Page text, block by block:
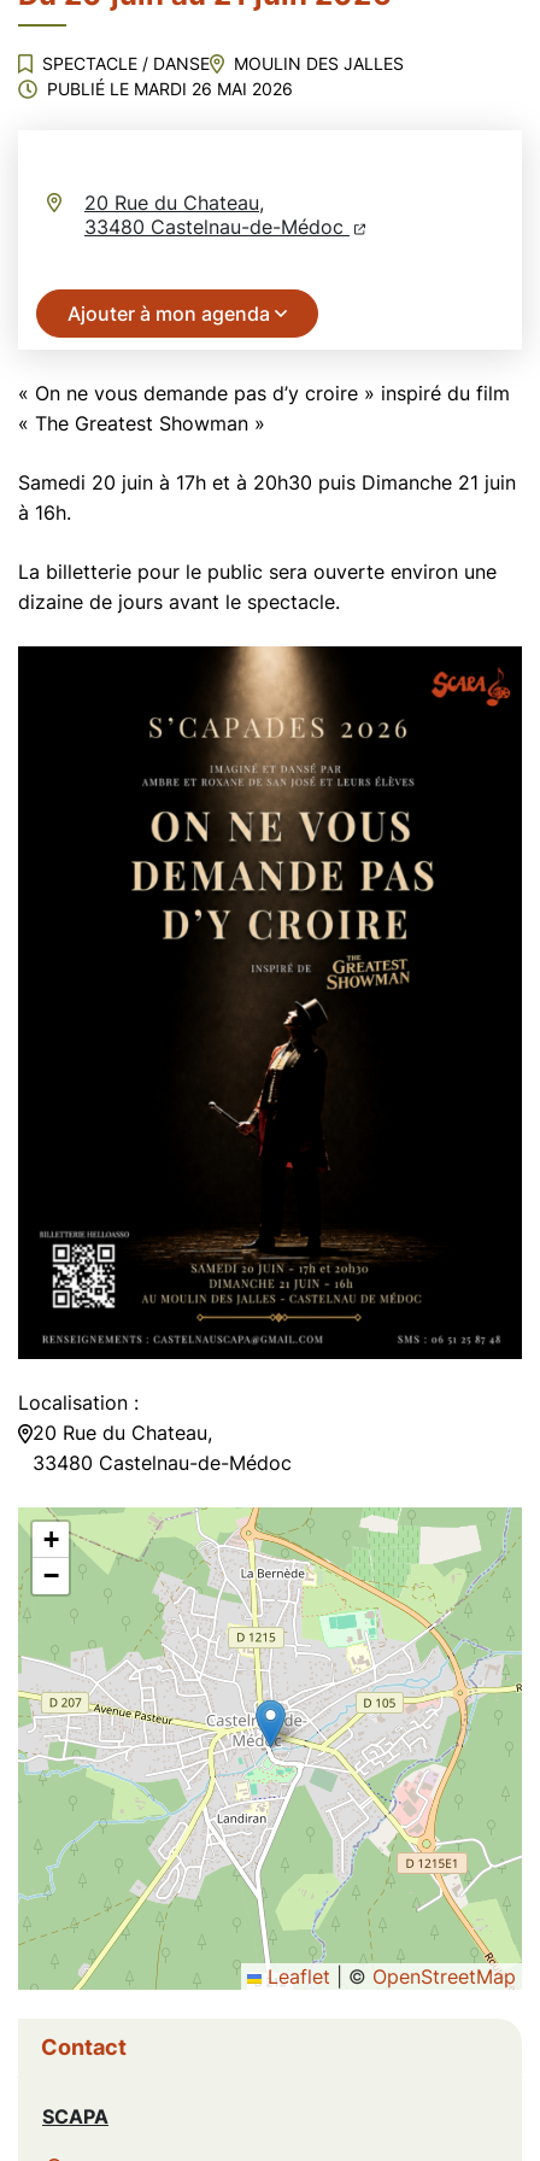
SPECTACLE / DANSE
MOULIN DES JALLES
PUBLIÉ LE MARDI 26 MAI 2026
20 Rue du Chateau,
33480 Castelnau-de-Médoc (ouverture dans un
(ouverture dans
Ajouter à mon agenda
« On ne vous demande pas d’y croire » inspiré du film
« The Greatest Showman »
Samedi 20 juin à 17h et à 20h30 puis Dimanche 21 juin
à 16h.
La billetterie pour le public sera ouverte environ une
dizaine de jours avant le spectacle.
Localisation :
20 Rue du Chateau,
33480 Castelnau-de-Médoc
+
−
Leaflet © OpenStreetMap
Informations complémentaires
Contact
SCAPA